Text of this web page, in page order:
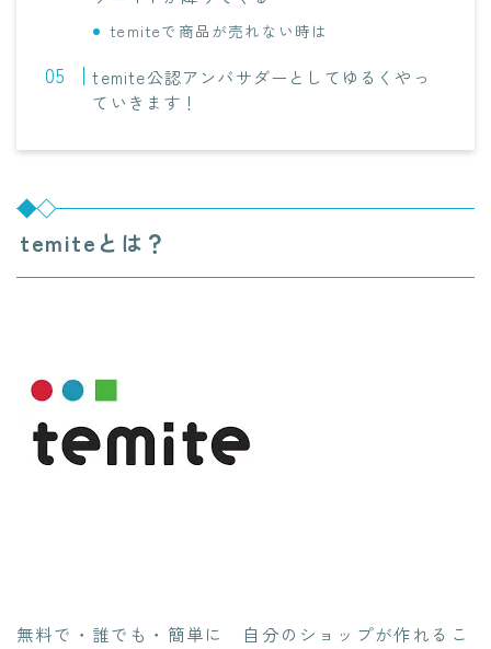
temiteで商品が売れない時は
temite公認アンバサダーとしてゆるくやっ
ていきます！
temiteとは？
無料で・誰でも・簡単に 自分のショップが作れるこ